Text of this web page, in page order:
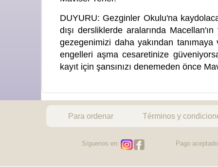
DUYURU: Gezginler Okulu'na
dışı dersliklerde aralarında
gezegenimizi daha yakından tanımaya
engelleri aşma cesaretinize
kayıt için şansınızı denemeden önce
Para ordenar Términos y
Síguenos en: Pago